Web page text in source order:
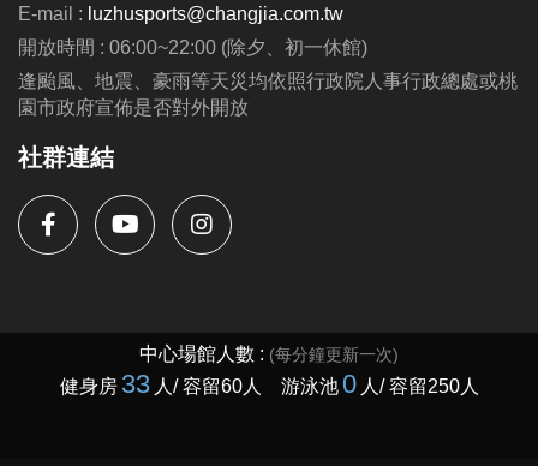
E-mail : luzhusports@changjia.com.tw
開放時間 : 06:00~22:00 (除夕、初一休館)
逢颱風、地震、豪雨等天災均依照行政院人事行政總處或桃
園市政府宣佈是否對外開放
社群連結